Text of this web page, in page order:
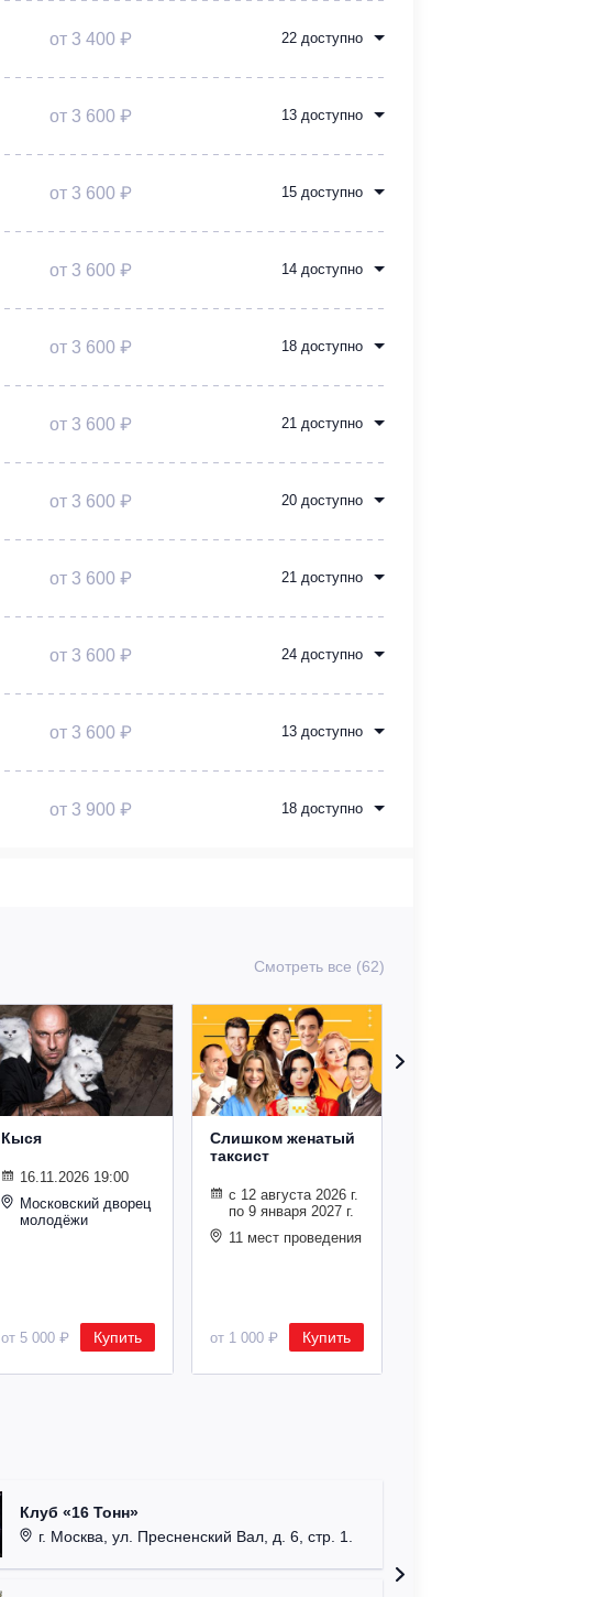
от 3 400 ₽ 22 доступно
от 3 600 ₽ 13 доступно
от 3 600 ₽ 15 доступно
от 3 600 ₽ 14 доступно
от 3 600 ₽ 18 доступно
от 3 600 ₽ 21 доступно
от 3 600 ₽ 20 доступно
от 3 600 ₽ 21 доступно
от 3 600 ₽ 24 доступно
от 3 600 ₽ 13 доступно
от 3 900 ₽ 18 доступно
Смотреть все (62)
Кыся
16.11.2026 19:00
Московский дворец
молодёжи
от 5 000 ₽ Купить
Слишком женатый
таксист
с 12 августа 2026 г.
по 9 января 2027 г.
11 мест проведения
от 1 000 ₽ Купить
Клуб «16 Тонн»
г. Москва, ул. Пресненский Вал, д. 6, стр. 1.